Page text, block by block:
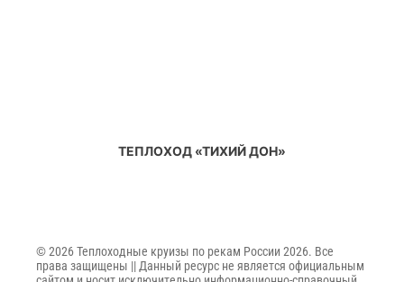
ТЕПЛОХОД «ТИХИЙ ДОН»
© 2026 Теплоходные круизы по рекам России 2026. Все
права защищены || Данный ресурс не является официальным